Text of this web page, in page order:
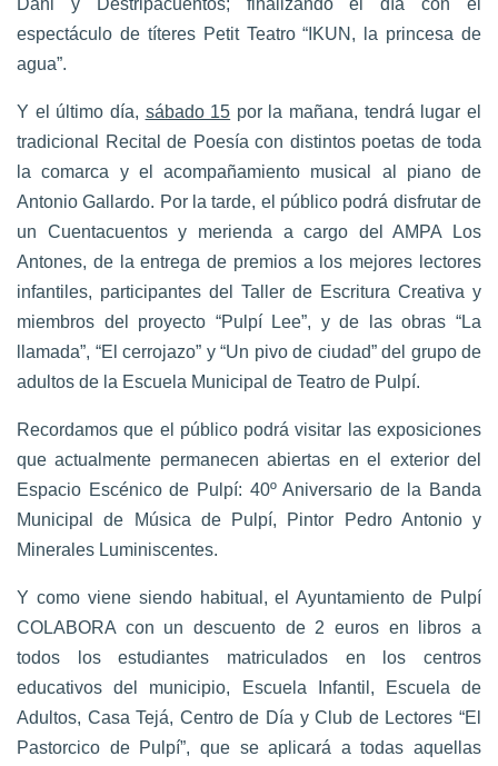
espectáculo de títeres Petit Teatro “IKUN, la princesa de
agua”.
Y el último día, sábado 15 por la mañana, tendrá lugar el
tradicional Recital de Poesía con distintos poetas de toda
la comarca y el acompañamiento musical al piano de
Antonio Gallardo. Por la tarde, el público podrá disfrutar de
un Cuentacuentos y merienda a cargo del AMPA Los
Antones, de la entrega de premios a los mejores lectores
infantiles, participantes del Taller de Escritura Creativa y
miembros del proyecto “Pulpí Lee”, y de las obras “La
llamada”, “El cerrojazo” y “Un pivo de ciudad” del grupo de
adultos de la Escuela Municipal de Teatro de Pulpí.
Recordamos que el público podrá visitar las exposiciones
que actualmente permanecen abiertas en el exterior del
Espacio Escénico de Pulpí: 40º Aniversario de la Banda
Municipal de Música de Pulpí, Pintor Pedro Antonio y
Minerales Luminiscentes.
Y como viene siendo habitual, el Ayuntamiento de Pulpí
COLABORA con un descuento de 2 euros en libros a
todos los estudiantes matriculados en los centros
educativos del municipio, Escuela Infantil, Escuela de
Adultos, Casa Tejá, Centro de Día y Club de Lectores “El
Pastorcico de Pulpí”, que se aplicará a todas aquellas